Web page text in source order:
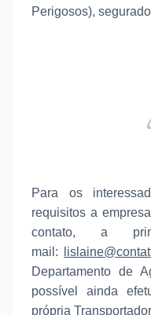
Perigosos),
Para os
requisitos a
contato, a
mail:
lislaine
Departamento de
possível ainda
própria